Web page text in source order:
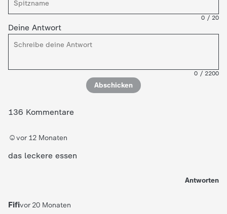
logo!:
Die Adventszeit
Weizenkörner
0 / 20
Deine Antwort
0 / 2200
Abschicken
136 Kommentare
☺️vor 12 Monaten
das leckere essen
Antworten
Fifivor 20 Monaten